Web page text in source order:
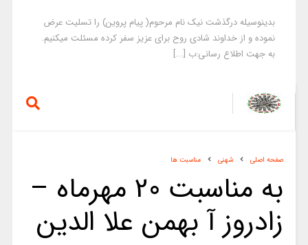
بدینوسیله درگذشت نیک نام مرحوم( پیام پروین) را تسلیت عرض
نموده و از خداوند شادی روح برای عزیز سفر کرده مسئلت میکنیم.
به جهت اطلاع رسانی:ب [...]
صفحه اصلی شهنی مناسبت ها
به مناسبت 20 مهرماه –
زادروز آ بهمن علا الدین